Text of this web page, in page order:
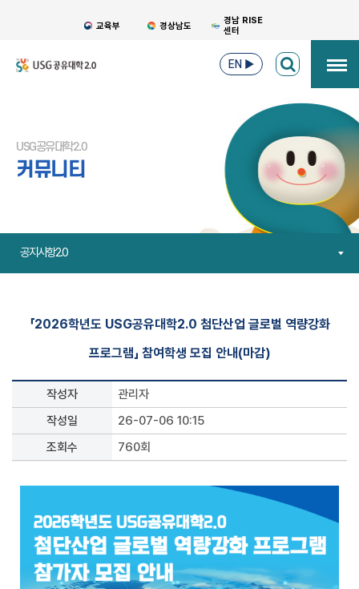
교육부 경상남도
경남 RISE
센터
EN ▶
USG공유대학2.0
커뮤니티
공지사항2.0
「2026학년도 USG공유대학2.0 첨단산업 글로벌 역량강화
프로그램」 참여학생 모집 안내(마감)
작성자
관리자
작성일
26-07-06 10:15
조회수
760회